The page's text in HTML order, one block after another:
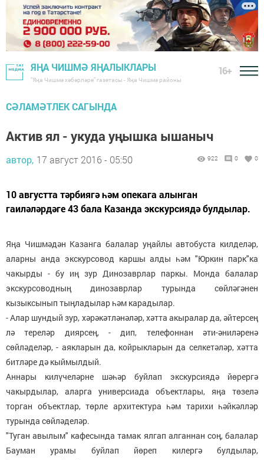
ЯҢА ЧИШМӘ ЯҢАЛЫКЛАРЫ
"Яңа Чишмә хәбәрләре" газетасы - Яңа Чишмә районы
16+
СӘЛАМӘТЛЕК САГЫНДА
Актив ял - укуда уңышка ышаныч
автор, 17 август 2016 - 05:50 922 0 0
10 августта тәрбиягә һәм опекага алынган
гаиләләрдәге 43 бала Казанда экскурсиядә булдылар.
Яңа Чишмәдән Казанга балалар уңайлы автобуста килделәр,
аларны анда экскурсовод каршы алды һәм "Юркин парк"ка
чакырды - бу иң зур Динозаврлар паркы. Монда балалар
экскурсоводның динозаврлар турында сөйләгәнен
кызыксынып тыңладылар һәм карадылар.
- Алар шундый зур, хәрәкәтләнәләр, хәтта акыралар да, әйтерсең
лә тереләр диярсең, - дип, телефоннан әти-әниләренә
сөйләделәр, - аякларын да, койрыкларын да селкетәләр, хәтта
битләре дә кыймылдый.
Аннары килүчеләрне шәһәр буйлап экскурсиядә йөрергә
чакырдылар, аларга универсиада объектлары, яңа төзелә
торган объектлар, төрле архитектура һәм тарихи һәйкәлләр
турында сөйләделәр.
"Туган авылым" кафесында тамак ялгап алганнан соң, балалар
Бауман урамы буйлап йөреп килергә булдылар,